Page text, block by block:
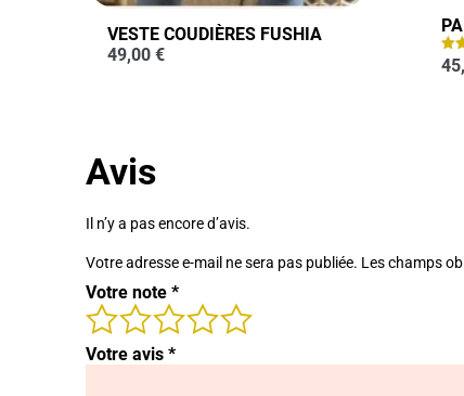
VESTE COUDIÈRES FUSHIA
49,00 €
5.00
Avis
Il n’y a pas encore d’avis.
Votre adresse e-mail ne sera pas publiée. Les champs
Votre note *
Votre avis *